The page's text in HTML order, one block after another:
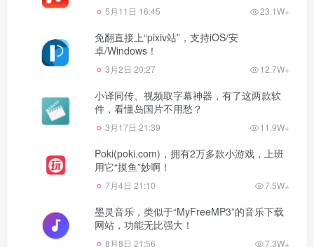
5月11日 16:45 23.1W+
免翻直接上“pixiv站”，支持iOS/安
卓/Windows！
3月2日 20:27 12.7W+
小译同传、视频取字幕神器，有了这两款软
件，看懂岛国片不用愁？
3月17日 21:39 11.9W+
Poki(poki.com)，拥有2万多款小游戏，上班
用它“摸鱼”妙啊！
7月4日 21:10 7.5W+
墨灵音乐，类似于“MyFreeMP3”的音乐下载
网站，功能无比强大！
8月8日 21:56 7.3W+